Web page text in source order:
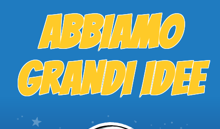
ABBIAMO
GRANDI IDEE